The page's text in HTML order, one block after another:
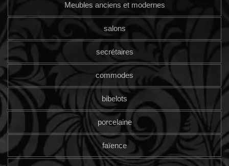
Meubles anciens et modernes
salons
secrétaires
commodes
bibelots
porcelaine
faïence